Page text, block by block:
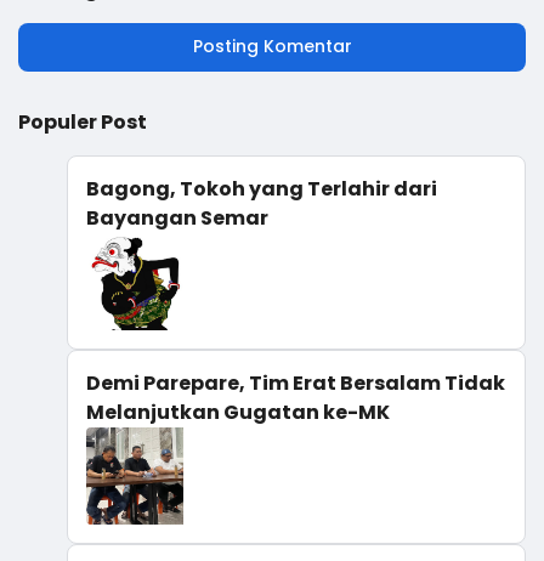
Posting Komentar
Populer Post
Bagong, Tokoh yang Terlahir dari
Bayangan Semar
Demi Parepare, Tim Erat Bersalam Tidak
Melanjutkan Gugatan ke-MK